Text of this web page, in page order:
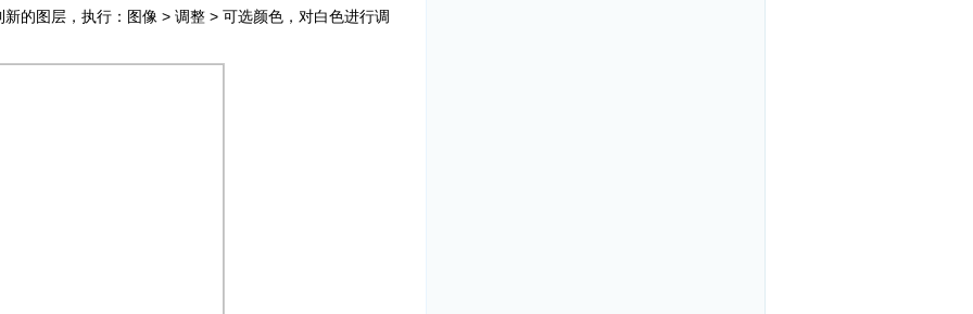
的图层，执行：图像 > 调整 > 可选颜色，对白色进行调